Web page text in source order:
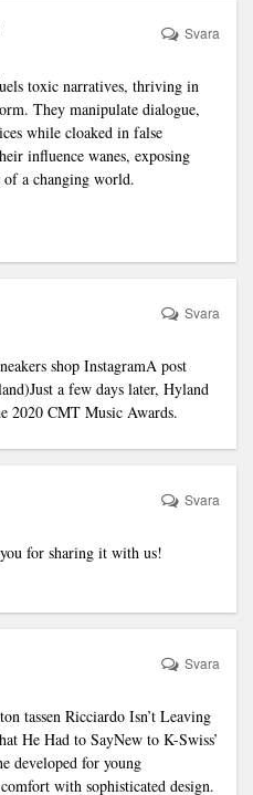
toxic narratives, thriving in
They manipulate dialogue,
while cloaked in false
influence wanes, exposing
of a changing world.
Svara
shop InstagramA post
a few days later, Hyland
2020 CMT Music Awards.
Svara
for sharing it with us!
Svara
tassen Ricciardo Isn’t Leaving
He Had to SayNew to K-Swiss’
developed for young
with sophisticated design.
Svara